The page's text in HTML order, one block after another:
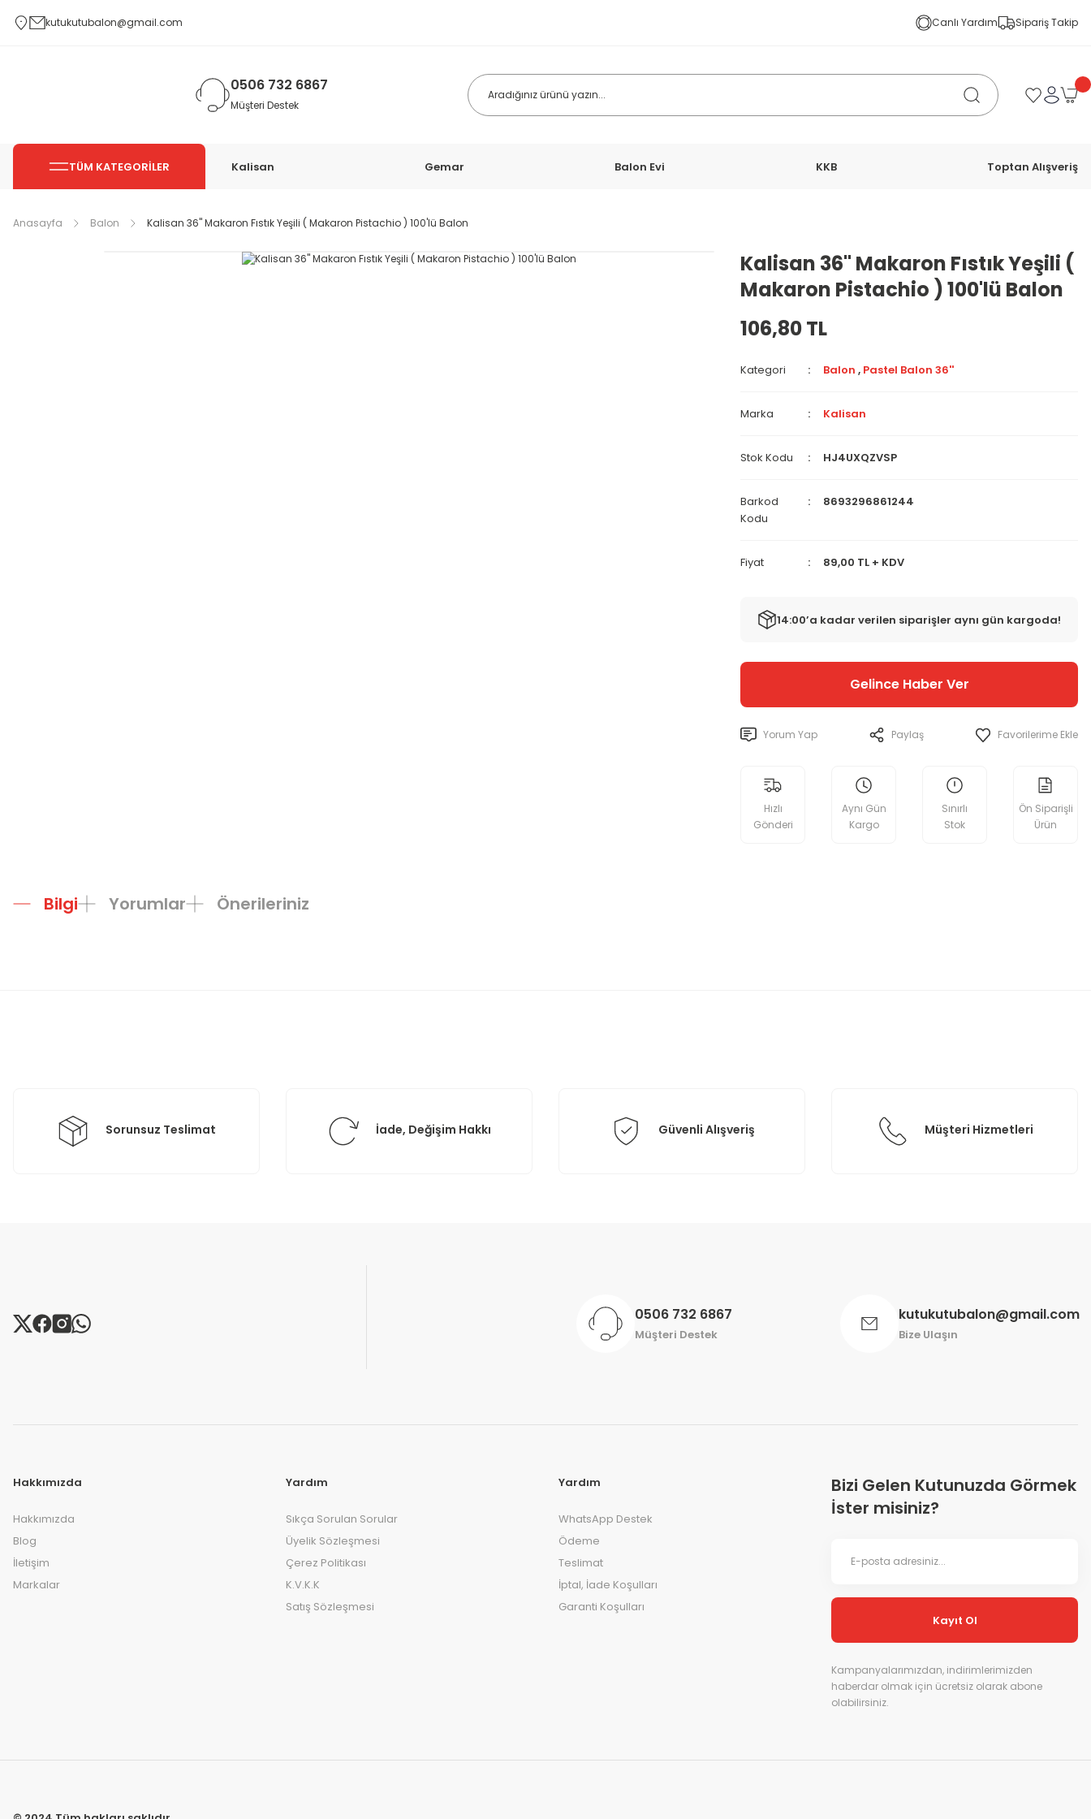
kutukutubalon@gmail.com Canlı Yardım Sipariş Takip
0506 732 6867
Müşteri Destek
TÜM KATEGORİLER Kalisan Gemar Balon Evi KKB Toptan Alışveriş
Anasayfa Balon Kalisan 36'' Makaron Fıstık Yeşili ( Makaron Pistachio ) 100'lü Balon
Kalisan 36'' Makaron Fıstık Yeşili (
Makaron Pistachio ) 100'lü Balon
106,80 TL
Kategori Balon , Pastel Balon 36''
Marka Kalisan
Stok Kodu HJ4UXQZVSP
Barkod
Kodu
8693296861244
Fiyat 89,00 TL + KDV
14:00’a kadar verilen siparişler aynı gün kargoda!
Gelince Haber Ver
Yorum Yap Paylaş
Hızlı
Gönderi
Aynı Gün
Kargo
Sınırlı
Stok
Ön Siparişli
Ürün
Bilgi Yorumlar Önerileriniz
Sorunsuz Teslimat İade, Değişim Hakkı Güvenli Alışveriş Müşteri Hizmetleri
0506 732 6867
Müşteri Destek
kutukutubalon@gmail.com
Bize Ulaşın
Hakkımızda
Hakkımızda
Blog
İletişim
Markalar
Yardım
Sıkça Sorulan Sorular
Üyelik Sözleşmesi
Çerez Politikası
K.V.K.K
Satış Sözleşmesi
Yardım
WhatsApp Destek
Ödeme
Teslimat
İptal, İade Koşulları
Garanti Koşulları
Bizi Gelen Kutunuzda Görmek
İster misiniz?
Kayıt Ol
Kampanyalarımızdan, indirimlerimizden
haberdar olmak için ücretsiz olarak abone
olabilirsiniz.